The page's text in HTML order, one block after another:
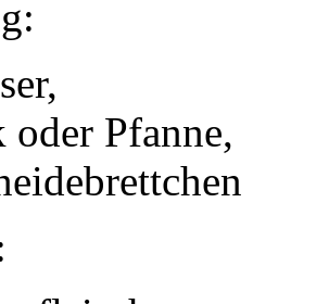
oder Pfanne,